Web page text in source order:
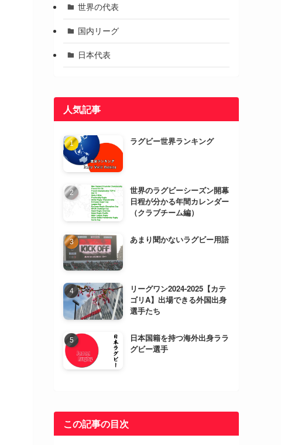
世界の代表
国内リーグ
日本代表
人気記事
ラグビー世界ランキング
世界のラグビーシーズン開幕
日程が分かる年間カレンダー
（クラブチーム編）
あまり聞かないラグビー用語
リーグワン2024-2025【カテ
ゴリA】出場できる外国出身
選手たち
日本国籍を持つ海外出身ララ
グビー選手
この記事の目次